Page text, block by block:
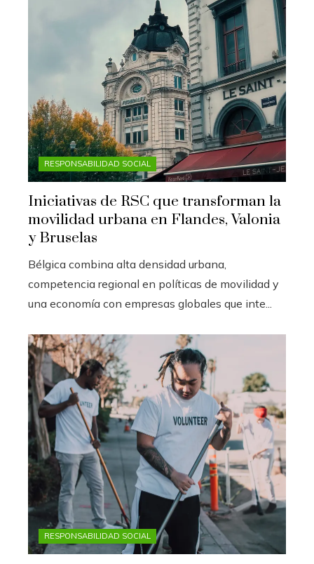
RESPONSABILIDAD SOCIAL
Iniciativas de RSC que transforman la
movilidad urbana en Flandes, Valonia
y Bruselas
Bélgica combina alta densidad urbana,
competencia regional en políticas de movilidad y
una economía con empresas globales que inte...
RESPONSABILIDAD SOCIAL